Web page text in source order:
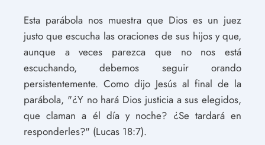
Esta parábola nos muestra que Dios es un juez
justo que escucha las oraciones de sus hijos y que,
aunque a veces parezca que no nos está
escuchando, debemos seguir orando
persistentemente. Como dijo Jesús al final de la
parábola, "¿Y no hará Dios justicia a sus elegidos,
que claman a él día y noche? ¿Se tardará en
responderles?" (Lucas 18:7).